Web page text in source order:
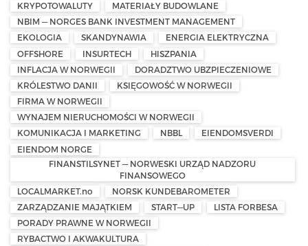
KRYPOTOWALUTY
MATERIAŁY BUDOWLANE
NBIM — NORGES BANK INVESTMENT MANAGEMENT
EKOLOGIA
SKANDYNAWIA
ENERGIA ELEKTRYCZNA
OFFSHORE
INSURTECH
HISZPANIA
INFLACJA W NORWEGII
DORADZTWO UBZPIECZENIOWE
KRÓLESTWO DANII
KSIĘGOWOŚĆ W NORWEGII
FIRMA W NORWEGII
WYNAJEM NIERUCHOMOŚCI W NORWEGII
KOMUNIKACJA I MARKETING
NBBL
EIENDOMSVERDI
EIENDOM NORGE
FINANSTILSYNET — NORWESKI URZĄD NADZORU
FINANSOWEGO
LOCALMARKET.no
NORSK KUNDEBAROMETER
ZARZĄDZANIE MAJĄTKIEM
START—UP
LISTA FORBESA
PORADY PRAWNE W NORWEGII
RYBACTWO I AKWAKULTURA